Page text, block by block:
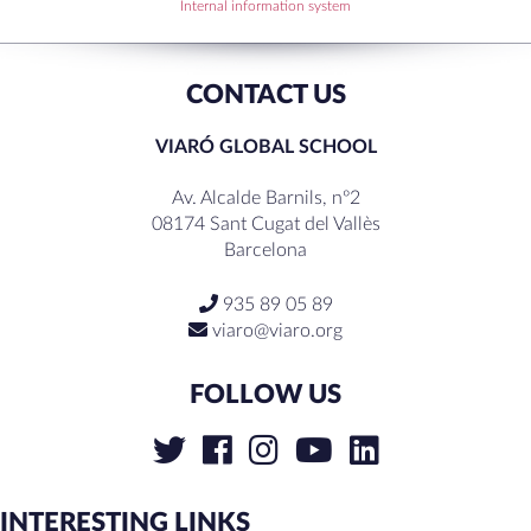
RECENT COMMENTS
Internal information system
CONTACT US
VIARÓ GLOBAL SCHOOL
Av. Alcalde Barnils, nº2
08174 Sant Cugat del Vallès
Barcelona
935 89 05 89
viaro@viaro.org
FOLLOW US
INTERESTING LINKS